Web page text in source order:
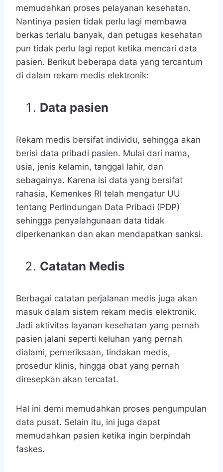
memudahkan proses pelayanan kesehatan.
Nantinya pasien tidak perlu lagi membawa
berkas terlalu banyak, dan petugas kesehatan
pun tidak perlu lagi repot ketika mencari data
pasien. Berikut beberapa data yang tercantum
di dalam rekam medis elektronik:
Data pasien
Rekam medis bersifat individu, sehingga akan
berisi data pribadi pasien. Mulai dari nama,
usia, jenis kelamin, tanggal lahir, dan
sebagainya. Karena isi data yang bersifat
rahasia, Kemenkes RI telah mengatur UU
tentang Perlindungan Data Pribadi (PDP)
sehingga penyalahgunaan data tidak
diperkenankan dan akan mendapatkan sanksi.
Catatan Medis
Berbagai catatan perjalanan medis juga akan
masuk dalam sistem rekam medis elektronik.
Jadi aktivitas layanan kesehatan yang pernah
pasien jalani seperti keluhan yang pernah
dialami, pemeriksaan, tindakan medis,
prosedur klinis, hingga obat yang pernah
diresepkan akan tercatat.
Hal ini demi memudahkan proses pengumpulan
data pusat. Selain itu, ini juga dapat
memudahkan pasien ketika ingin berpindah
faskes.